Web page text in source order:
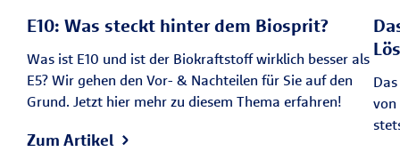
E10: Was steckt hinter dem Biosprit?
Was ist E10 und ist der Biokraftstoff wirklich besser als
E5? Wir gehen den Vor- & Nachteilen für Sie auf den
Grund. Jetzt hier mehr zu diesem Thema erfahren!
Zum Artikel
von